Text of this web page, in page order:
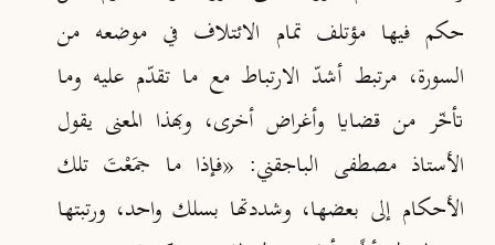
حكم فيها مؤتلف تمام الائتلاف في موضعه من
السورة، مرتبط أشدّ الارتباط مع ما تقدّم عليه وما
تأخّر من قضايا وأغراض أخرى، وبهذا المعنى يقول
الأستاذ مصطفى الباجقني: «فإذا ما جمَعْتَ تلك
الأحكام إلى بعضها، وشددتها بسلك واحد، ورتبتها